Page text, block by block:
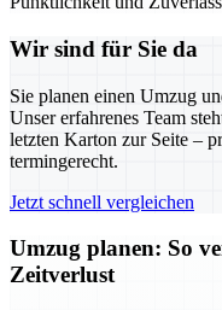
Wir sind für Sie da
Sie planen einen Umzug
Unser erfahrenes Team
letzten Karton zur Seite –
termingerecht.
Jetzt schnell vergleichen
Umzug planen: So
Zeitverlust